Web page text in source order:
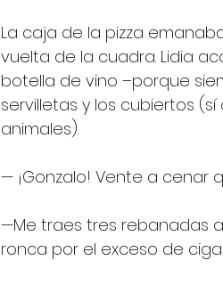
La caja de la pizza
vuelta de la cuadra. Lidia
botella de vino –porque
servilletas y los cubiertos
animales).
— ¡Gonzalo! Vente a cenar
—Me traes tres rebanadas
ronca por el exceso de